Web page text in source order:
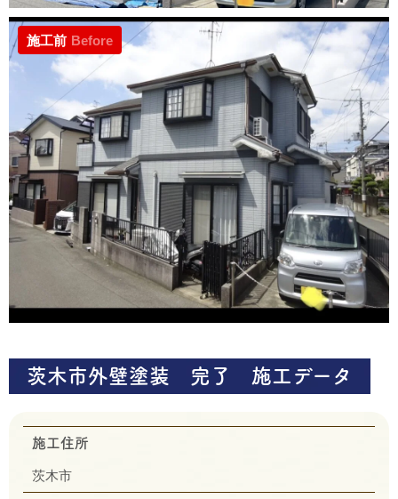
施工前 Before
茨木市外壁塗装 完了 施工データ
施工住所
茨木市